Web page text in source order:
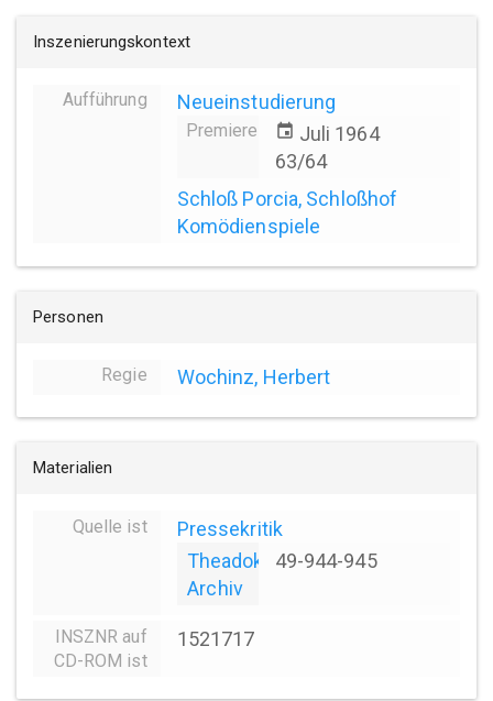
Inszenierungskontext
Aufführung Neueinstudierung
Premiere event Juli 1964
63/64
Schloß Porcia, Schloßhof
Komödienspiele
Personen
Regie Wochinz, Herbert
Materialien
Quelle ist
Pressekritik
Theadok
Archiv
49-944-945
INSZNR auf
CD-ROM ist
1521717